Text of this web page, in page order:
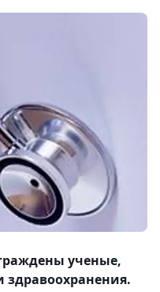
ученые,
здравоохранения.